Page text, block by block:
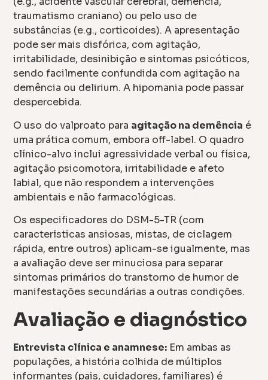
traumatismo craniano) ou pelo uso de
substâncias (e.g., corticoides). A apresentação
pode ser mais disfórica, com agitação,
irritabilidade, desinibição e sintomas psicóticos,
sendo facilmente confundida com agitação na
demência ou delirium. A hipomania pode passar
despercebida.
O uso do valproato para agitação na demência é
uma prática comum, embora off-label. O quadro
clínico-alvo inclui agressividade verbal ou física,
agitação psicomotora, irritabilidade e afeto
labial, que não respondem a intervenções
ambientais e não farmacológicas.
Os especificadores do DSM-5-TR (com
características ansiosas, mistas, de ciclagem
rápida, entre outros) aplicam-se igualmente, mas
a avaliação deve ser minuciosa para separar
sintomas primários do transtorno de humor de
manifestações secundárias a outras condições.
Avaliação e diagnóstico
Entrevista clínica e anamnese: Em ambas as
populações, a história colhida de múltiplos
informantes (pais, cuidadores, familiares) é